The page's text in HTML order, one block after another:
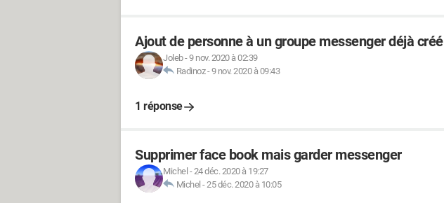
Ajout de personne à un groupe messenger déjà créé
Joleb-9 nov. 2020 à 02:39
Radinoz-9 nov. 2020 à 09:43
1 réponse
Supprimer face book mais garder messenger
Michel -24 déc. 2020 à 19:27
Michel -25 déc. 2020 à 10:05